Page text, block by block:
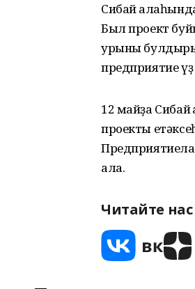
Сибай
Был проект
урыны
предприятие үҙ
12 майҙа
проекты
Предприятиела
ала.
Читайте нас